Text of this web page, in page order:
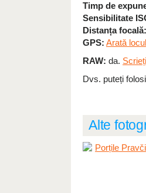
Timp de
Sensibilitate
Distanța focală:
GPS: Arată
RAW: da.
Dvs. puteți
Alte